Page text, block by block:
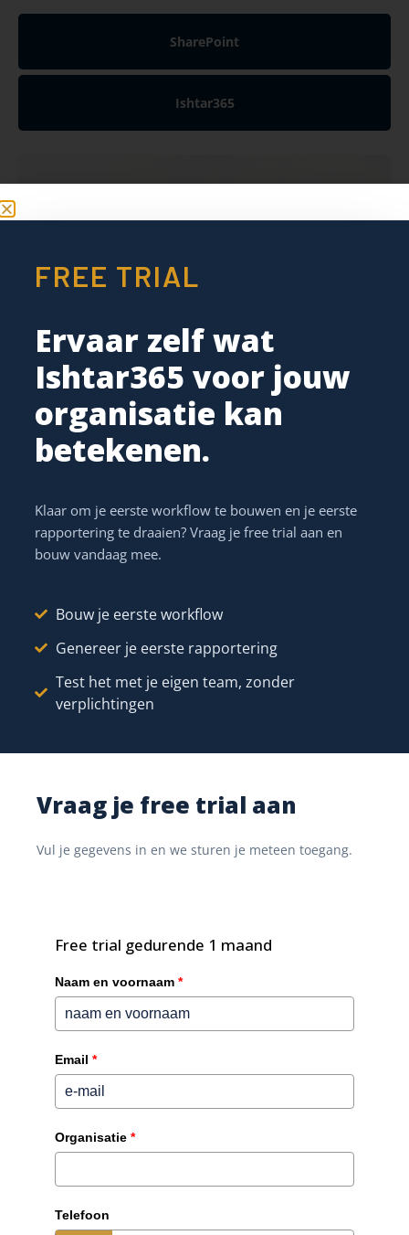
SharePoint
Ishtar365
aanpassingen biedt om te voldoen aan de meeste
bepaalde prijs: hogere kosten en langere
implementatietijd…
Wie is de winnaar?
FREE TRIAL
Ervaar zelf wat
Ishtar365 voor jouw
organisatie kan
betekenen.
Klaar om je eerste workflow te bouwen en je eerste
rapportering te draaien? Vraag je free trial aan en
bouw vandaag mee.
Bouw je eerste workflow
Genereer je eerste rapportering
Test het met je eigen team, zonder
verplichtingen
Vraag je free trial aan
Vul je gegevens in en we sturen je meteen toegang.
Free trial gedurende 1 maand
Naam en voornaam *
Email *
Organisatie *
Telefoon